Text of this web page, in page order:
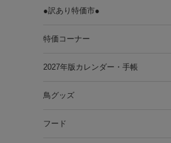
●訳あり特価市●
特価コーナー
2027年版カレンダー・手帳
鳥グッズ
フード